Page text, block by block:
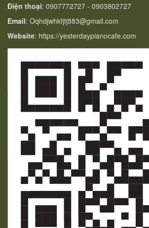
Điện thoại: 0907772727 - 0903802727
Email: Oqhdjwhkfjtj883@gmail.com
Website: https://yesterdaypianocafe.com